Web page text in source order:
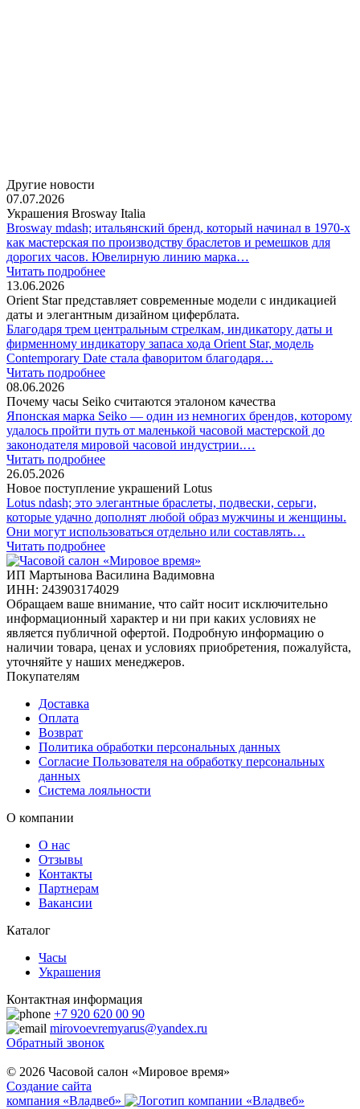
Другие новости
07.07.2026
Украшения Brosway Italia
Brosway mdash; итальянский бренд, который начинал в 1970-х
как мастерская по производству браслетов и ремешков для
дорогих часов. Ювелирную линию марка…
Читать подробнее
13.06.2026
Orient Star представляет современные модели с индикацией
даты и элегантным дизайном циферблата.
Благодаря трем центральным стрелкам, индикатору даты и
фирменному индикатору запаса хода Orient Star, модель
Contemporary Date стала фаворитом благодаря…
Читать подробнее
08.06.2026
Почему часы Seiko считаются эталоном качества
Японская марка Seiko — один из немногих брендов, которому
удалось пройти путь от маленькой часовой мастерской до
законодателя мировой часовой индустрии.…
Читать подробнее
26.05.2026
Новое поступление украшений Lotus
Lotus ndash; это элегантные браслеты, подвески, серьги,
которые удачно дополнят любой образ мужчины и женщины.
Они могут использоваться отдельно или составлять…
Читать подробнее
ИП Мартынова Василина Вадимовна
ИНН: 243903174029
Обращаем ваше внимание, что сайт носит исключительно
информационный характер и ни при каких условиях не
является публичной офертой. Подробную информацию о
наличии товара, ценах и условиях приобретения, пожалуйста,
уточняйте у наших менеджеров.
Покупателям
Доставка
Оплата
Возврат
Политика обработки персональных данных
Согласие Пользователя на обработку персональных
данных
Система лояльности
О компании
О нас
Отзывы
Контакты
Партнерам
Вакансии
Каталог
Часы
Украшения
Контактная информация
+7 920 620 00 90
mirovoevremyarus@yandex.ru
Обратный звонок
© 2026 Часовой салон «Мировое время»
Создание сайта
компания «Владвеб»